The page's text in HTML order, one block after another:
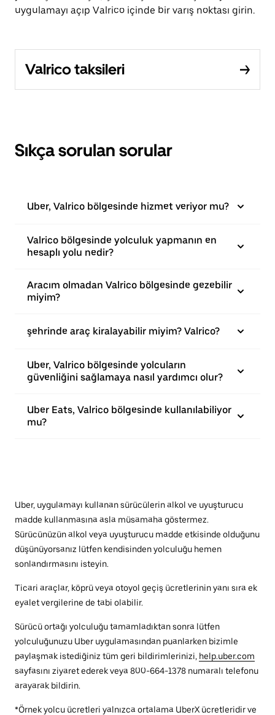
uygulamayı açıp Valrico içinde bir varış noktası girin.
Valrico taksileri
Sıkça sorulan sorular
Uber, Valrico bölgesinde hizmet veriyor mu?
Valrico bölgesinde yolculuk yapmanın en
hesaplı yolu nedir?
Aracım olmadan Valrico bölgesinde gezebilir
miyim?
şehrinde araç kiralayabilir miyim? Valrico?
Uber, Valrico bölgesinde yolcuların
güvenliğini sağlamaya nasıl yardımcı olur?
Uber Eats, Valrico bölgesinde kullanılabiliyor
mu?
Uber, uygulamayı kullanan sürücülerin alkol ve uyuşturucu
madde kullanmasına asla müsamaha göstermez.
Sürücünüzün alkol veya uyuşturucu madde etkisinde olduğunu
düşünüyorsanız lütfen kendisinden yolculuğu hemen
sonlandırmasını isteyin.
Ticari araçlar, köprü veya otoyol geçiş ücretlerinin yanı sıra ek
eyalet vergilerine de tabi olabilir.
Sürücü ortağı yolculuğu tamamladıktan sonra lütfen
yolculuğunuzu Uber uygulamasından puanlarken bizimle
paylaşmak istediğiniz tüm geri bildirimlerinizi, help.uber.com
sayfasını ziyaret ederek veya 800-664-1378 numaralı telefonu
arayarak bildirin.
*Örnek yolcu ücretleri yalnızca ortalama UberX ücretleridir ve